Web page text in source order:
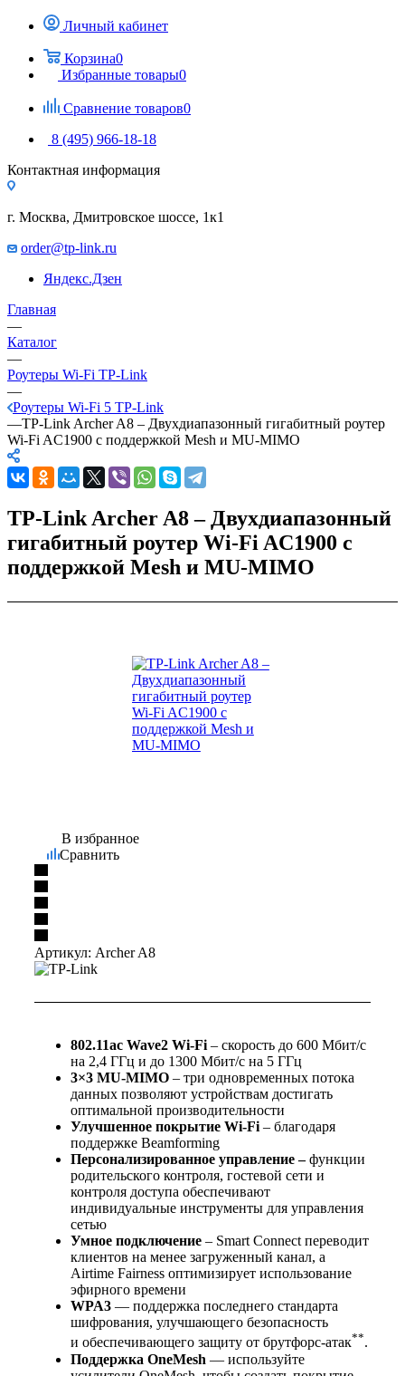
Личный кабинет
Корзина0
Избранные товары0
Сравнение товаров0
8 (495) 966-18-18
Контактная информация
г. Москва, Дмитровское шоссе, 1к1
order@tp-link.ru
Яндекс.Дзен
Главная
—
Каталог
—
Роутеры Wi-Fi TP-Link
—
Роутеры Wi-Fi 5 TP-Link
—TP-Link Archer A8 – Двухдиапазонный гигабитный роутер
Wi‑Fi AC1900 с поддержкой Mesh и MU‑MIMO
TP-Link Archer A8 – Двухдиапазонный
гигабитный роутер Wi‑Fi AC1900 с
поддержкой Mesh и MU‑MIMO
В избранное
Сравнить
Артикул: Archer A8
802.11ac Wave2 Wi-Fi – скорость до 600 Мбит/с
на 2,4 ГГц и до 1300 Мбит/с на 5 ГГц
3×3 MU-MIMO – три одновременных потока
данных позволяют устройствам достигать
оптимальной производительности
Улучшенное покрытие Wi-Fi – благодаря
поддержке Beamforming
Персонализированное управление –функции
родительского контроля, гостевой сети и
контроля доступа обеспечивают
индивидуальные инструменты для управления
сетью
Умное подключение – Smart Connect переводит
клиентов на менее загруженный канал, а
Airtime Fairness оптимизирует использование
эфирного времени
WPA3 — поддержка последнего стандарта
шифрования, улучшающего безопасность
и обеспечивающего защиту от брутфорс‑атак**.
Поддержка OneMesh — используйте